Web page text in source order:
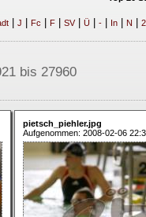
| J Fc F| SV| Ü| -| In| N 2
bis 27960
pietsch_piehler.jpg
Aufgenommen: 2008-02-06